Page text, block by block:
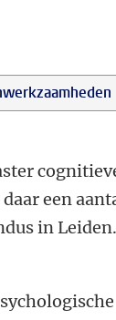
een
in Leiden.